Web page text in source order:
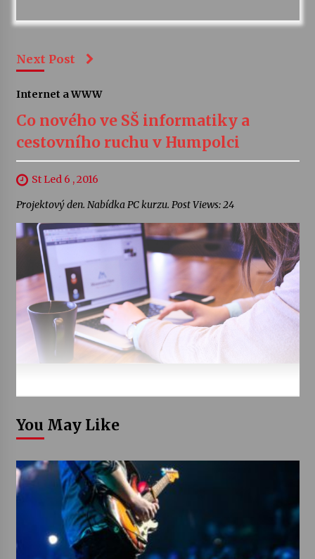
Next Post
Internet a WWW
Co nového ve SŠ informatiky a
cestovního ruchu v Humpolci
St Led 6 , 2016
Projektový den. Nabídka PC kurzu. Post Views: 24
You May Like